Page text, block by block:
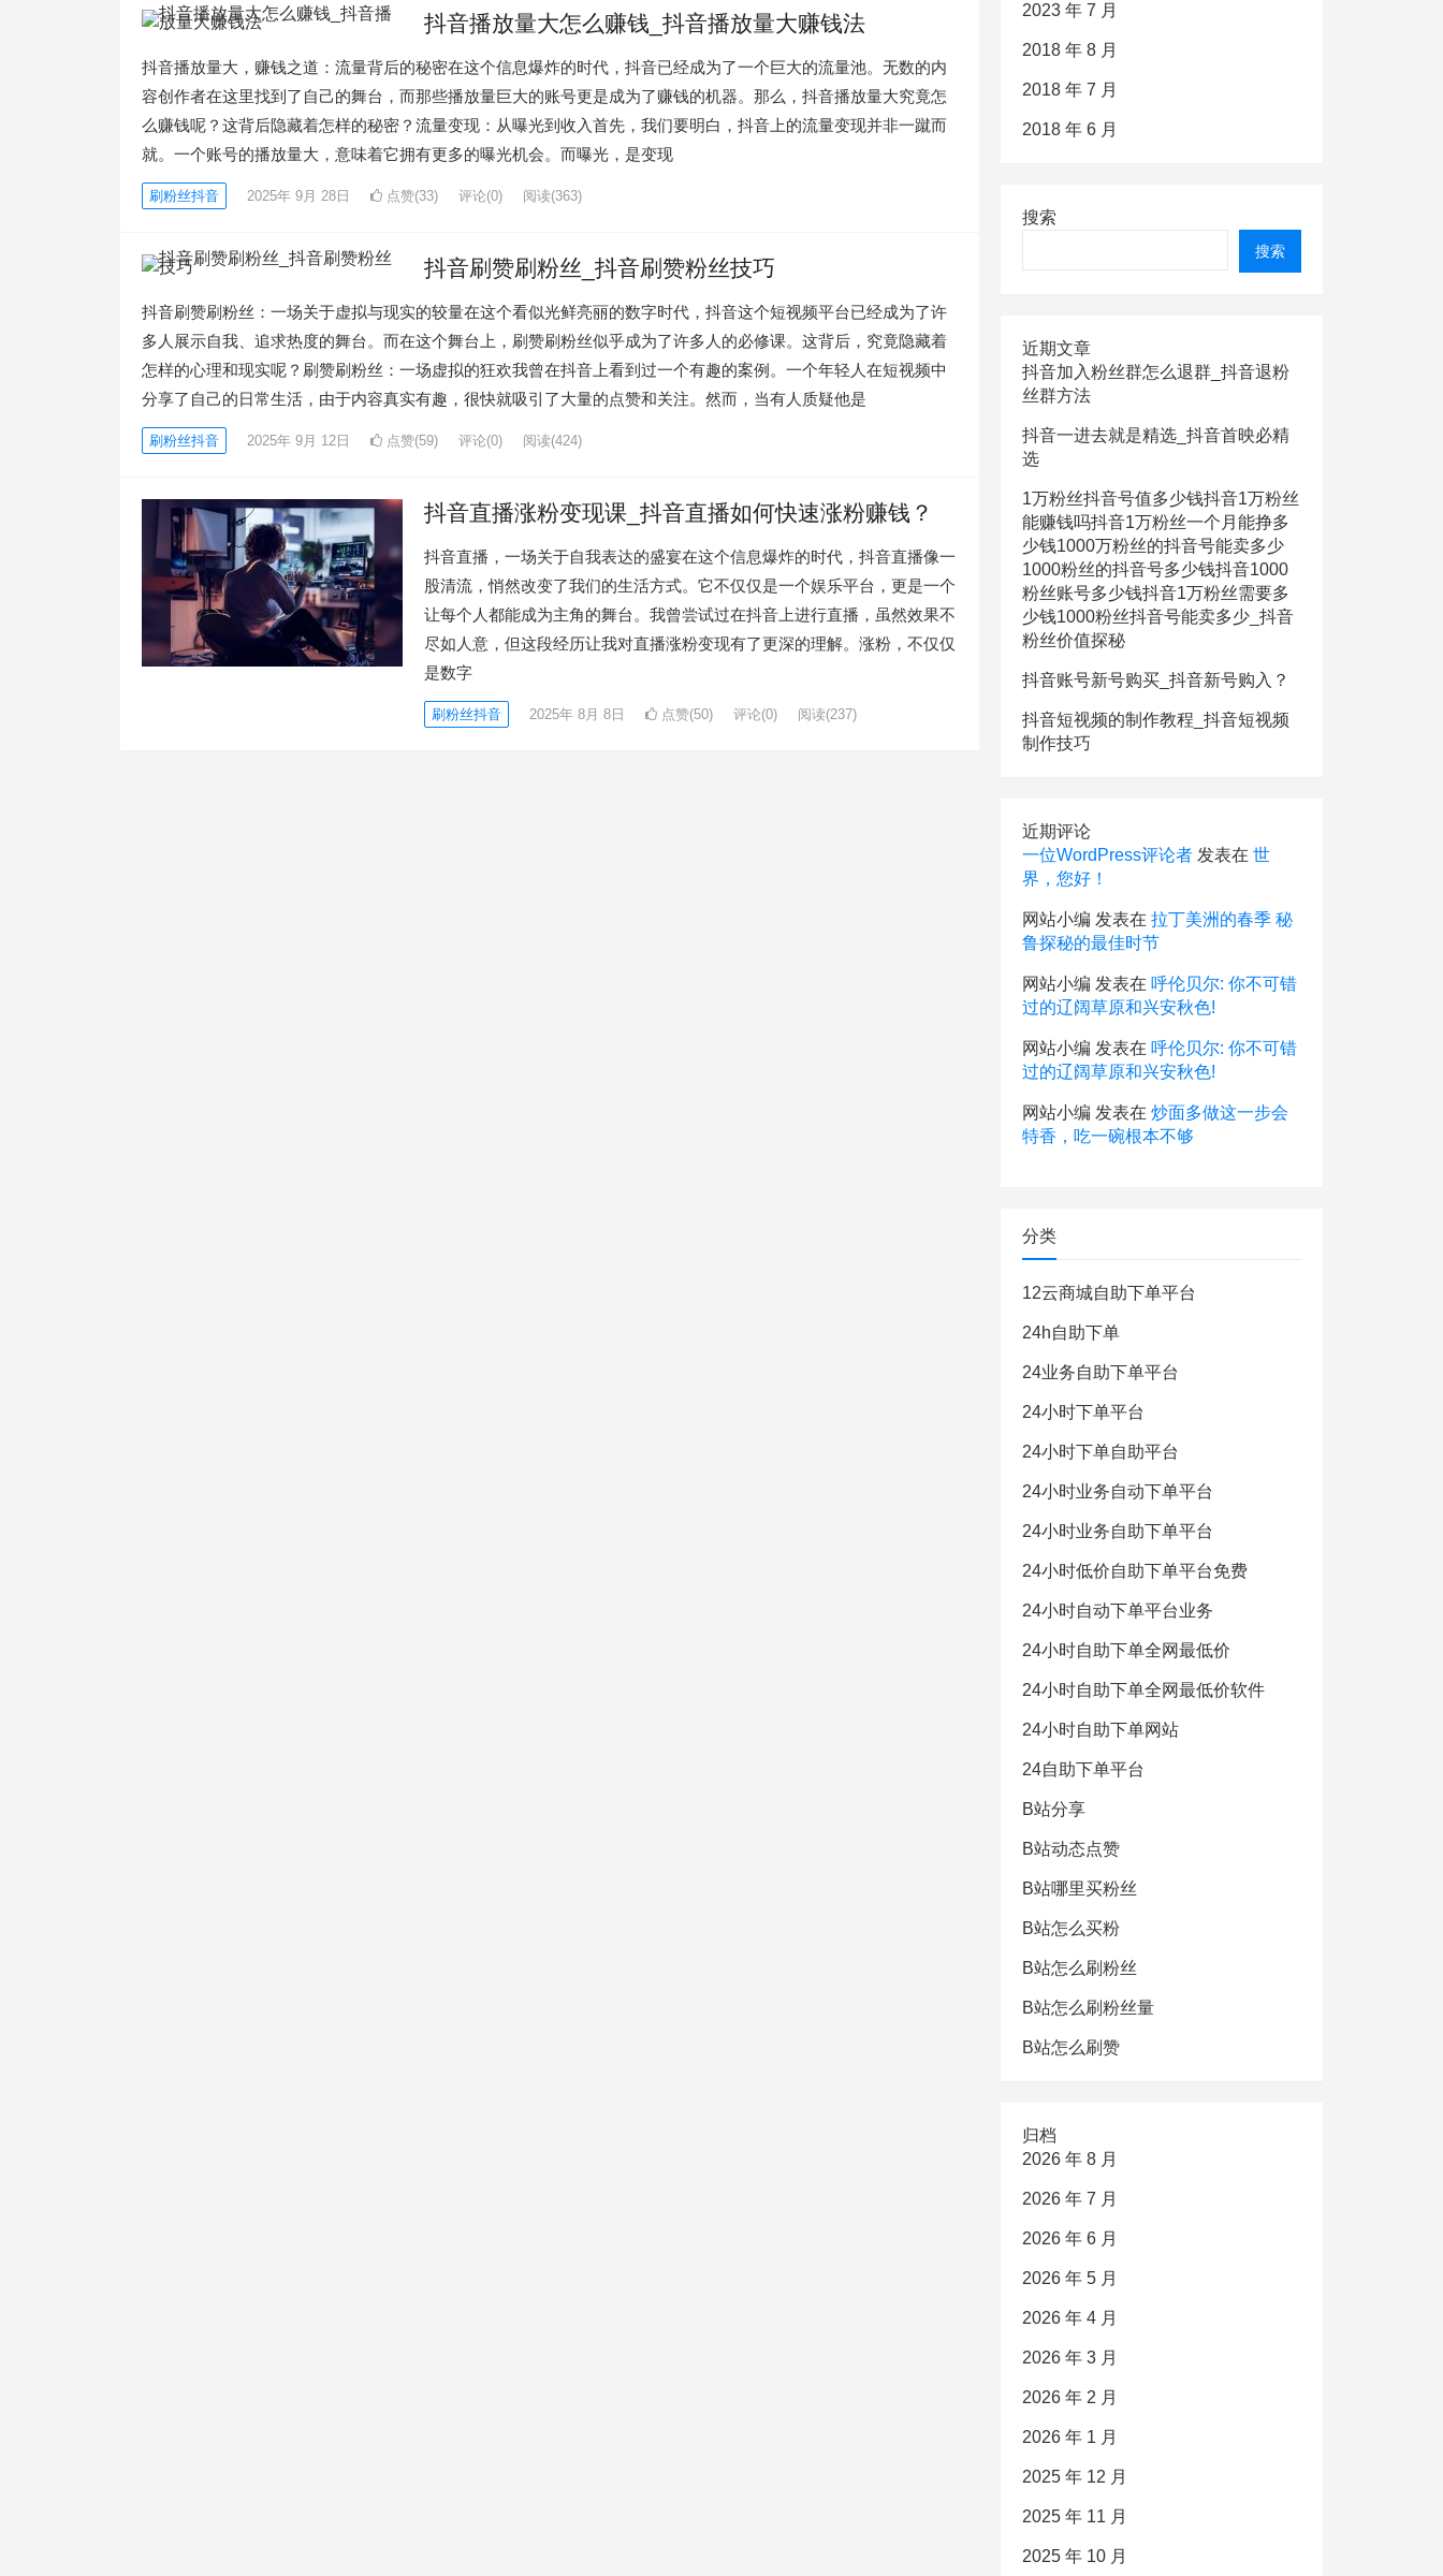
抖音播放量大怎么赚钱_抖音播放量大赚钱法
抖音播放量大，赚钱之道：流量背后的秘密在这个信息爆炸的时代，抖音已经成为了一个巨大的流量池。无数的内
容创作者在这里找到了自己的舞台，而那些播放量巨大的账号更是成为了赚钱的机器。那么，抖音播放量大究竟怎
么赚钱呢？这背后隐藏着怎样的秘密？流量变现：从曝光到收入首先，我们要明白，抖音上的流量变现并非一蹴而
就。一个账号的播放量大，意味着它拥有更多的曝光机会。而曝光，是变现
刷粉丝抖音 2025年 9月 28日 点赞(33) 评论(0) 阅读(363)
抖音刷赞刷粉丝_抖音刷赞粉丝技巧
抖音刷赞刷粉丝：一场关于虚拟与现实的较量在这个看似光鲜亮丽的数字时代，抖音这个短视频平台已经成为了许
多人展示自我、追求热度的舞台。而在这个舞台上，刷赞刷粉丝似乎成为了许多人的必修课。这背后，究竟隐藏着
怎样的心理和现实呢？刷赞刷粉丝：一场虚拟的狂欢我曾在抖音上看到过一个有趣的案例。一个年轻人在短视频中
分享了自己的日常生活，由于内容真实有趣，很快就吸引了大量的点赞和关注。然而，当有人质疑他是
刷粉丝抖音 2025年 9月 12日 点赞(59) 评论(0) 阅读(424)
抖音直播涨粉变现课_抖音直播如何快速涨粉赚钱？
抖音直播，一场关于自我表达的盛宴在这个信息爆炸的时代，抖音直播像一
股清流，悄然改变了我们的生活方式。它不仅仅是一个娱乐平台，更是一个
让每个人都能成为主角的舞台。我曾尝试过在抖音上进行直播，虽然效果不
尽如人意，但这段经历让我对直播涨粉变现有了更深的理解。涨粉，不仅仅
是数字
刷粉丝抖音 2025年 8月 8日 点赞(50) 评论(0) 阅读(237)
2023 年 7 月
2018 年 8 月
2018 年 7 月
2018 年 6 月
搜索
搜索
近期文章
抖音加入粉丝群怎么退群_抖音退粉
丝群方法
抖音一进去就是精选_抖音首映必精
选
1万粉丝抖音号值多少钱抖音1万粉丝
能赚钱吗抖音1万粉丝一个月能挣多
少钱1000万粉丝的抖音号能卖多少
1000粉丝的抖音号多少钱抖音1000
粉丝账号多少钱抖音1万粉丝需要多
少钱1000粉丝抖音号能卖多少_抖音
粉丝价值探秘
抖音账号新号购买_抖音新号购入？
抖音短视频的制作教程_抖音短视频
制作技巧
近期评论
一位WordPress评论者 发表在 世
界，您好！
网站小编 发表在 拉丁美洲的春季 秘
鲁探秘的最佳时节
网站小编 发表在 呼伦贝尔: 你不可错
过的辽阔草原和兴安秋色!
网站小编 发表在 呼伦贝尔: 你不可错
过的辽阔草原和兴安秋色!
网站小编 发表在 炒面多做这一步会
特香，吃一碗根本不够
分类
12云商城自助下单平台
24h自助下单
24业务自助下单平台
24小时下单平台
24小时下单自助平台
24小时业务自动下单平台
24小时业务自助下单平台
24小时低价自助下单平台免费
24小时自动下单平台业务
24小时自助下单全网最低价
24小时自助下单全网最低价软件
24小时自助下单网站
24自助下单平台
B站分享
B站动态点赞
B站哪里买粉丝
B站怎么买粉
B站怎么刷粉丝
B站怎么刷粉丝量
B站怎么刷赞
归档
2026 年 8 月
2026 年 7 月
2026 年 6 月
2026 年 5 月
2026 年 4 月
2026 年 3 月
2026 年 2 月
2026 年 1 月
2025 年 12 月
2025 年 11 月
2025 年 10 月